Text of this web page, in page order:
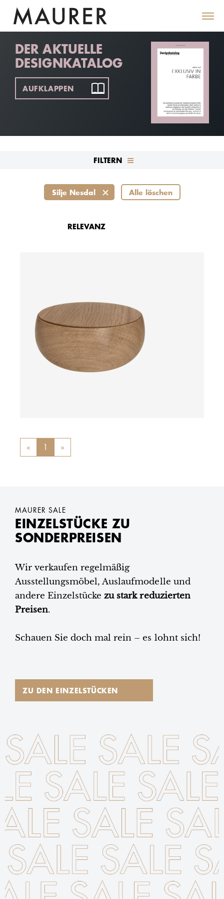
DER AKTUELLE
DESIGNKATALOG
AUFKLAPPEN
FILTERN
Silje Nesdal Alle löschen
RELEVANZ
Preis auf Anfrage
« Previous
1 »
MAURER SALE
EINZELSTÜCKE ZU
SONDERPREISEN
Wir verkaufen regelmäßig
Ausstellungsmöbel, Auslaufmodelle und
andere Einzelstücke zu stark reduzierten
Preisen.
Schauen Sie doch mal rein – es lohnt sich!
ZU DEN EINZELSTÜCKEN